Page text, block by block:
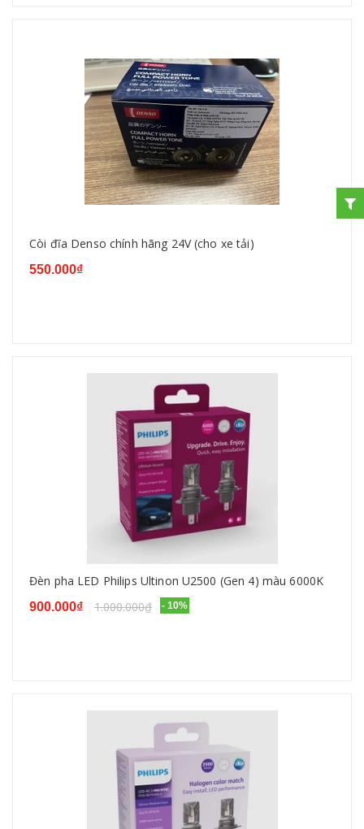
Còi đĩa Denso chính hãng 24V (cho xe tải)
550.000₫
Đèn pha LED Philips Ultinon U2500 (Gen 4) màu 6000K
900.000₫ 1.000.000₫ - 10%